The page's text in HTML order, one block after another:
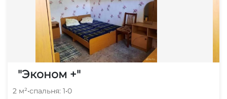
"Эконом +"
2 м²•спальня: 1•0